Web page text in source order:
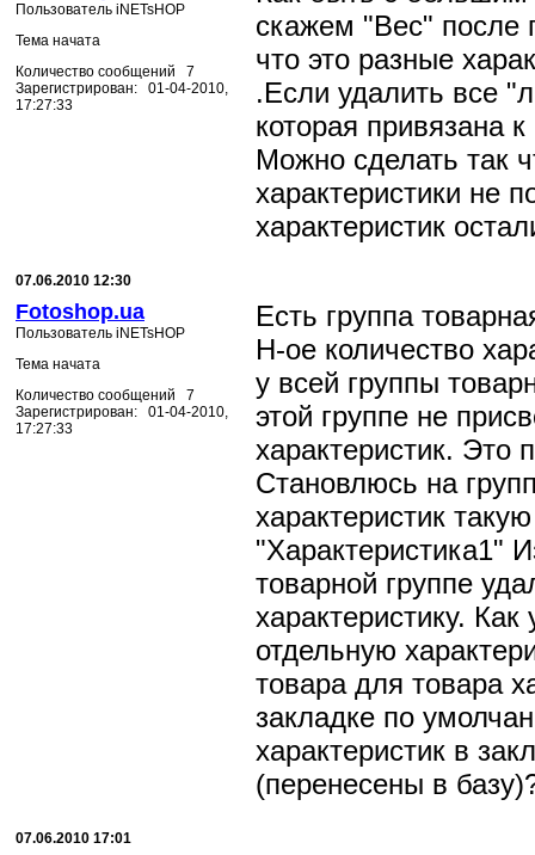
Пользователь iNETsHOP
Тема начата
Количество сообщений 7
Зарегистрирован: 01-04-2010,
17:27:33
скажем "Вес" после
что это разные
.Если удалить все
которая привязана
Можно сделать так
характеристики не
характеристик
07.06.2010 12:30
Fotoshop.ua
Пользователь iNETsHOP
Тема начата
Количество сообщений 7
Зарегистрирован: 01-04-2010,
17:27:33
Есть группа
Н-ое количество
у всей группы
этой группе не
характеристик. Это
Становлюсь на
характеристик
"Характеристика1"
товарной группе
характеристику. Как
отдельную
товара для товара
закладке по
характеристик в
(перенесены в
07.06.2010 17:01